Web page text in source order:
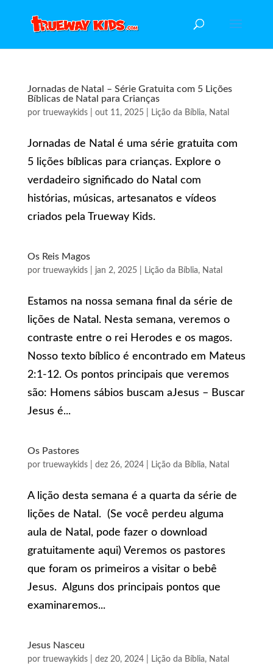
Jornadas de Natal – Série Gratuita com 5 Lições
Bíblicas de Natal para Crianças
por truewaykids| out 11, 2025| Lição da Bíblia, Natal
Jornadas de Natal é uma série gratuita com
5 lições bíblicas para crianças. Explore o
verdadeiro significado do Natal com
histórias, músicas, artesanatos e vídeos
criados pela Trueway Kids.
Os Reis Magos
por truewaykids| jan 2, 2025| Lição da Bíblia, Natal
Estamos na nossa semana final da série de
lições de Natal. Nesta semana, veremos o
contraste entre o rei Herodes e os magos.
Nosso texto bíblico é encontrado em Mateus
2:1-12. Os pontos principais que veremos
são: Homens sábios buscam aJesus – Buscar
Jesus é...
Os Pastores
por truewaykids| dez 26, 2024| Lição da Bíblia, Natal
A lição desta semana é a quarta da série de
lições de Natal. (Se você perdeu alguma
aula de Natal, pode fazer o download
gratuitamente aqui) Veremos os pastores
que foram os primeiros a visitar o bebê
Jesus. Alguns dos principais pontos que
examinaremos...
Jesus Nasceu
por truewaykids| dez 20, 2024| Lição da Bíblia, Natal